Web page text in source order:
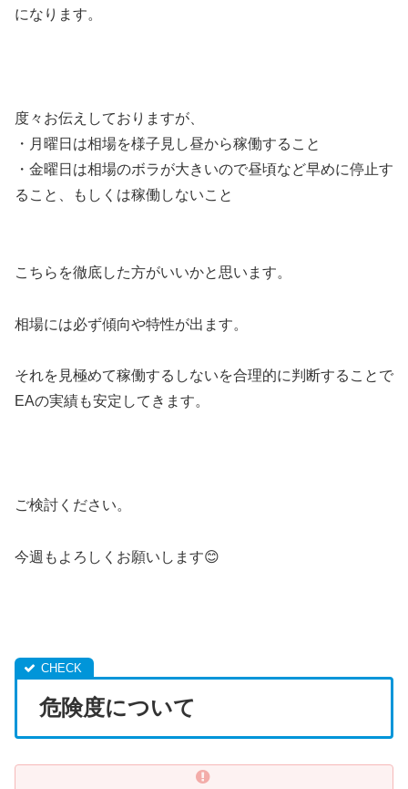
になります。
度々お伝えしておりますが、
・月曜日は相場を様子見し昼から稼働すること
・金曜日は相場のボラが大きいので昼頃など早めに停止す
ること、もしくは稼働しないこと
こちらを徹底した方がいいかと思います。
相場には必ず傾向や特性が出ます。
それを見極めて稼働するしないを合理的に判断することで
EAの実績も安定してきます。
ご検討ください。
今週もよろしくお願いします😊
危険度について